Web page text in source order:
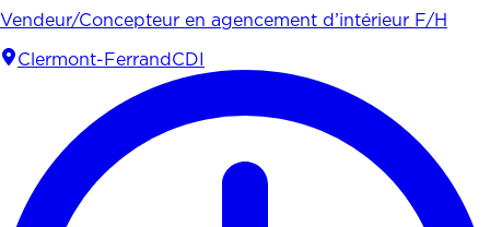
Vendeur/Concepteur en agencement d’intérieur F/H
Clermont-Ferrand CDI